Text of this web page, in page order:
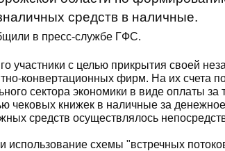
средств в наличные.
в пресс-службе ГФС.
участники с целью прикрытия своей
конвертационных фирм. На их счета
сектора экономики в виде оплаты за
чековых книжек в наличные за
средств осуществлялось
использование схемы "встречных